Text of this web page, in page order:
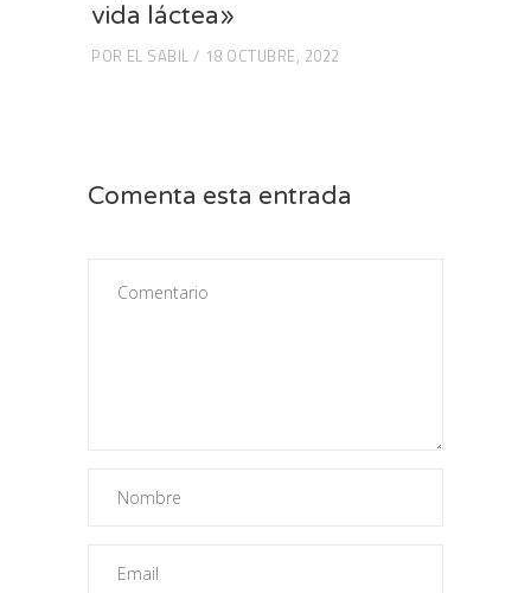
vida láctea»
POR EL SABIL 18 OCTUBRE, 2022
Comenta esta entrada